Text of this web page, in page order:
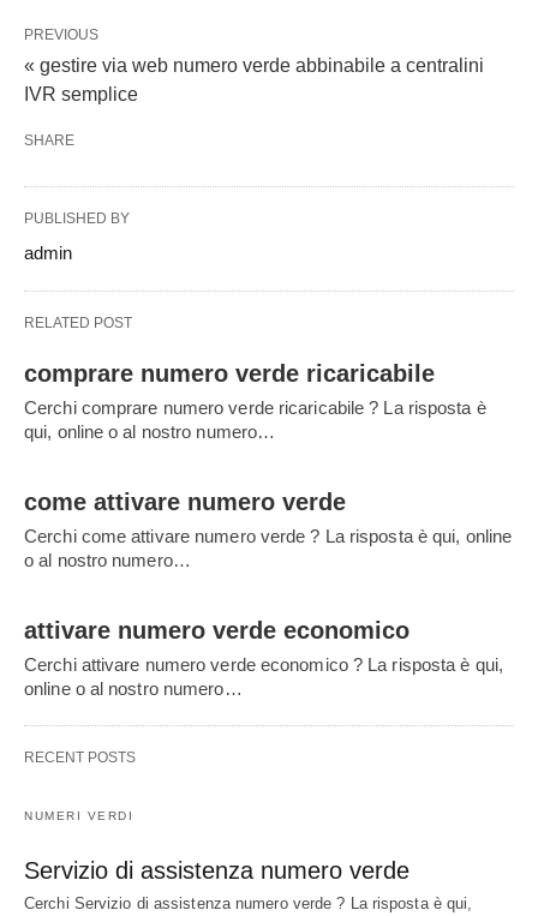
PREVIOUS
« gestire via web numero verde abbinabile a centralini
IVR semplice
SHARE
PUBLISHED BY
admin
RELATED POST
comprare numero verde ricaricabile
Cerchi comprare numero verde ricaricabile ? La risposta è
qui, online o al nostro numero…
come attivare numero verde
Cerchi come attivare numero verde ? La risposta è qui, online
o al nostro numero…
attivare numero verde economico
Cerchi attivare numero verde economico ? La risposta è qui,
online o al nostro numero…
RECENT POSTS
NUMERI VERDI
Servizio di assistenza numero verde
Cerchi Servizio di assistenza numero verde ? La risposta è qui,